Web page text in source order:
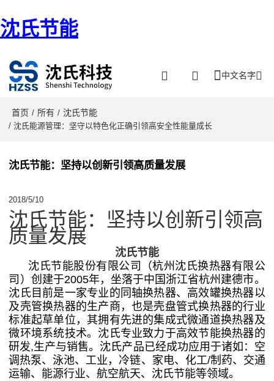
沈氏节能
中文名字
首页 / 所有 / 沈氏节能
/ 沈氏能源管理：坚守以特色化正确引领高安全性能量成长
沈氏节能：坚持以创新引领高质量发展
2018/5/10
沈氏节能：坚持以创新引领高
质量发展
沈氏节能
沈氏节能股份有限公司（杭州沈氏换热器有限公
司）创建于2005年，坐落于中国浙江省杭州建德市。
沈氏目前是一家专业的同轴换热器、高效罐换热器以
及壳管换热器的生产商，也是壳盘管式换热器的行业
标准起草单位，其拥有先进的集成式微通道换热器及
微环境系统技术。沈氏专业致力于高效节能换热器的
研发,生产与销售。沈氏产品已经成功应用于诸如：空
调热泵、泳池、工业，冷链、家电、化工/制药、交通
运输、能源行业、航空航天、沈氏节能等领域。